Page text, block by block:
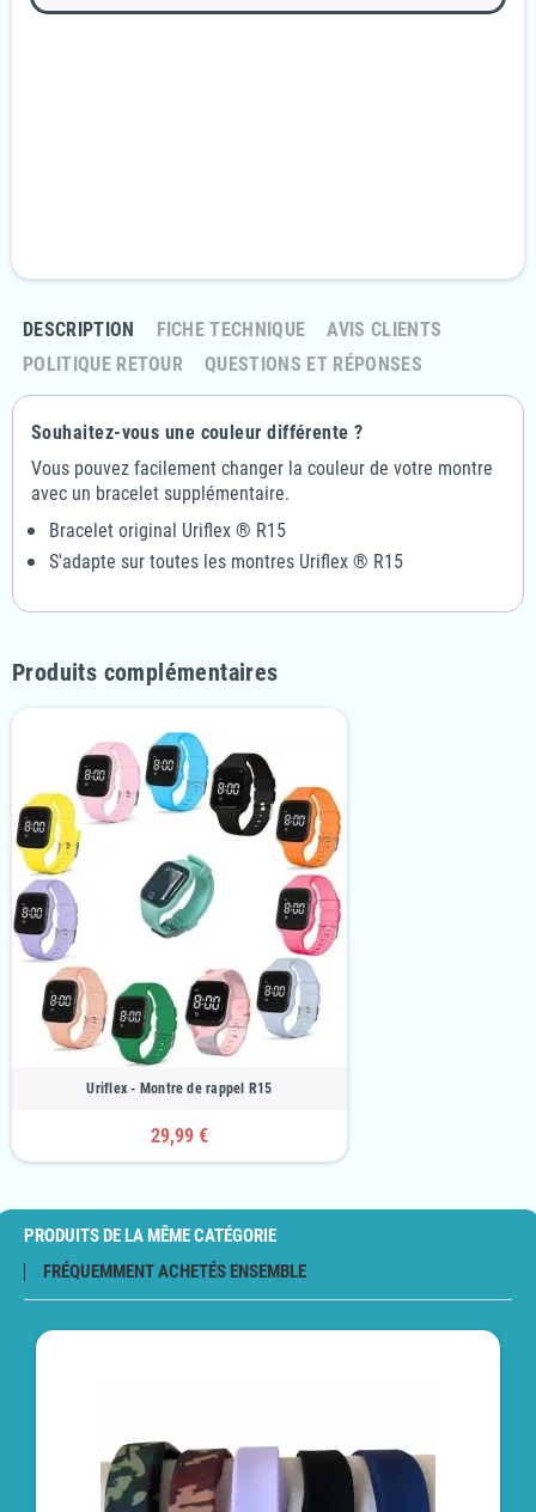
DESCRIPTION FICHE TECHNIQUE
AVIS CLIENTS
POLITIQUE RETOUR
QUESTIONS ET RÉPONSES
Souhaitez-vous une couleur différente ?
Vous pouvez facilement changer la couleur de votre montre
avec un bracelet supplémentaire.
Bracelet original Uriflex ® R15
S'adapte sur toutes les montres Uriflex ® R15
Produits complémentaires
Uriflex - Montre de rappel R15
29,99 €
PRODUITS DE LA MÊME CATÉGORIE
FRÉQUEMMENT ACHETÉS ENSEMBLE